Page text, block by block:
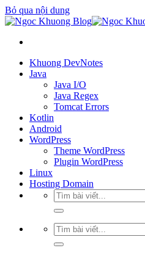
Bỏ qua nội dung
Khuong DevNotes
Java
Java I/O
Java Regex
Tomcat Errors
Kotlin
Android
WordPress
Theme WordPress
Plugin WordPress
Linux
Hosting Domain